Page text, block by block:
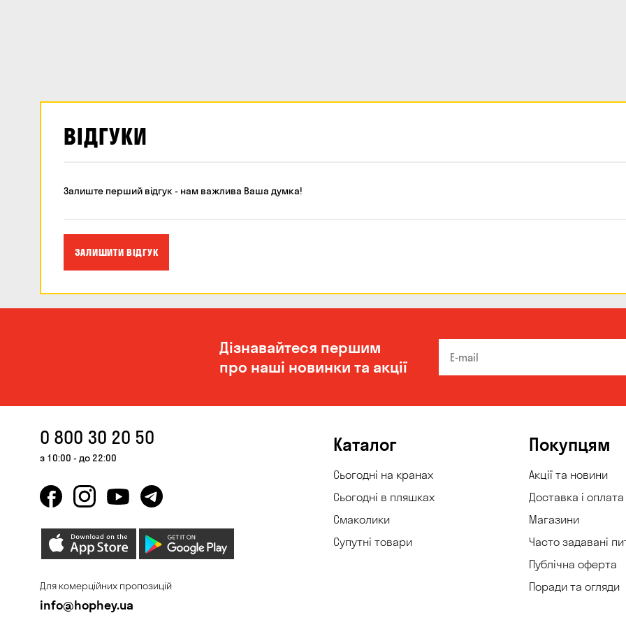
ВІДГУКИ
Залиште перший відгук - нам важлива Ваша думка!
ЗАЛИШИТИ ВІДГУК
Дізнавайтеся першим
про наші новинки та акції
0 800 30 20 50
з 10:00 - до 22:00
Для комерційних пропозицій
info@hophey.ua
Каталог
Сьогодні на кранах
Сьогодні в пляшках
Смаколики
Супутні товари
Покупцям
Акції та новини
Доставка і оплата
Магазини
Часто задавані
Публічна оферта
Поради та огляди